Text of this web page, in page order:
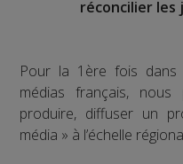
réconcilier les
Pour la 1ère fois dans
médias français,
produire, diffuser un
média » à l’échelle